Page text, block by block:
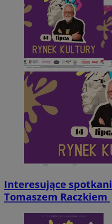
Interesujące
Tomaszem Raczkiem
msToken
Google Privacy